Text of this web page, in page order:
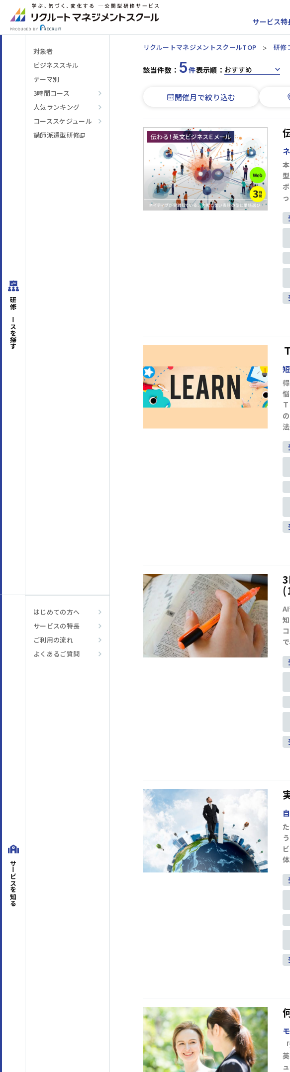
サービス特
階層・役割 からコースを探す
新入社員
階層別研修
新入社員研
若手社員
階層別研修
ビジネスス
中堅社員
階層別研修
ビジネスス
リーダー
階層別研修
ビジネスス
部長・
階層別研修
選択型研修
アセスメン
経営管理
情報収集・
ビジネス
リーダー
部下育成・
生産性向上
プロジェク
ITリテラシ
コンプライ
メンタル
リベラルア
キャリア
ダイバー
からコースを探す
日程から選ぶ
カレンダ
開催形式から
オンライン
初めてのお
研修申し
研修効果
よくある
講師・トレ
オンライ
講師派遣
リクルー
研修コースを
探す
対象者
ビジネススキル
テーマ別
3時間コース
人気ランキング
コーススケジュール
講師派遣型研修
サービスを
知る
はじめての方へ
サービスの特長
ご利用の流れ
よくあるご質問
リクルートマネジメントスクールTOP 研修
該当件数： 5件表示順：
開催月で絞り込む
(45) 目標管理 人材育成
(30) 企画・発想(18) 情報収集・分析
コミュニケーション(63) プレゼンテーション
メンタルヘルス・ハラスメント